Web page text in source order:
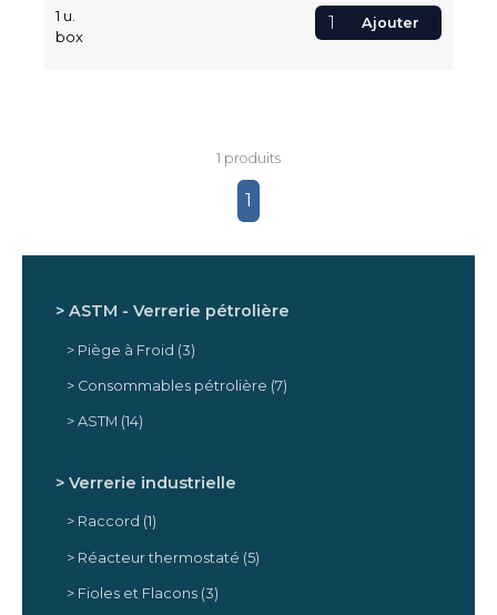
ASTM - Verrerie pétrolière
Piège à Froid (3)
Consommables pétrolière (7)
ASTM (14)
Verrerie industrielle
Raccord (1)
Réacteur thermostaté (5)
Fioles et Flacons (3)
1 u.
box
Ajouter
1 produits
1